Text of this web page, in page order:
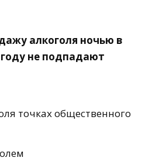
алкоголя ночью в
году не подпадают
точках общественного